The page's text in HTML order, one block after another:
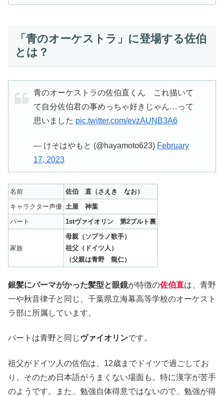
「青のオーケストラ」に登場する佐伯
とは？
青のオーケストラの佐伯直くん これ描いて
て自分佐伯君の事めっちゃ好きじゃん…って
思いました pic.twitter.com/evzAUNB3A6
— けそはやもと (@hayamoto623) February
17, 2023
名前
佐伯 直（さえき なお）
キャラクター声優 土屋 神葉
パート
1stヴァイオリン 第2プルト裏
家族
母親（ソプラノ歌手）
祖父（ドイツ人）
（父親は青野 龍仁）
銀髪にパーマがかった髪型と眼鏡が特徴の佐伯直は、青野
一や秋音律子と同じ、千葉県立海幕高等学校のオーケスト
ラ部に所属しています。
パートは青野と同じ ヴァイオリンです。
祖父がドイツ人の佐伯は、12歳までドイツで過ごしてお
り、そのため日本語がうまくない場面も。特に漢字が苦手
のようです。また、勉強自体得意ではないので、勉強が得